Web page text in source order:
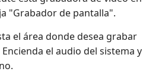
"Grabador de pantalla".
el área donde desea grabar
el audio del sistema y